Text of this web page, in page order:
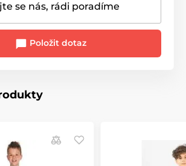
se nás, rádi poradíme
Položit dotaz